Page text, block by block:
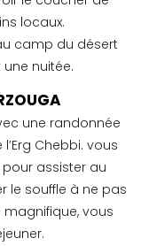
locaux.
camp du désert
nuitée.
une randonnée
Chebbi. vous
assister au
le souffle à ne pas
vous